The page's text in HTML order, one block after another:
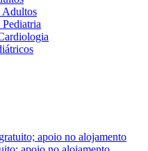
Adultos
apoio no alojamento